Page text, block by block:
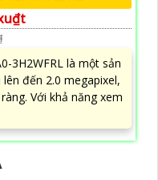
3H2WFRL là một sản
đến 2.0 megapixel,
Với khả năng xem